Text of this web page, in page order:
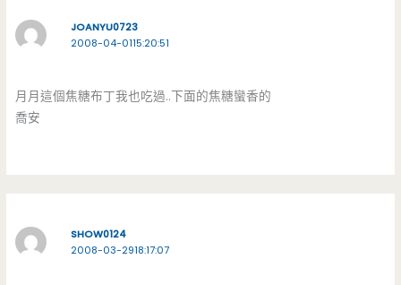
JOANYU0723
2008-04-0115:20:51
月月這個焦糖布丁我也吃過..下面的焦糖蠻香的
喬安
SHOW0124
2008-03-2918:17:07